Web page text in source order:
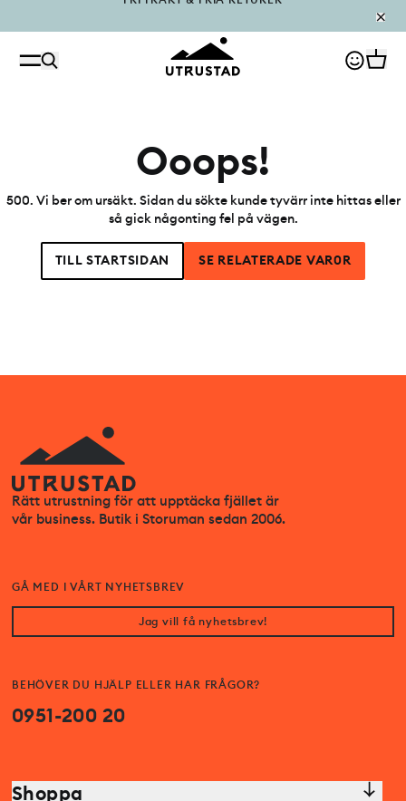
Ooops!
500. Vi ber om ursäkt. Sidan du sökte kunde tyvärr inte hittas eller
så gick någonting fel på vägen.
TILL STARTSIDAN SE RELATERADE VAR0R
Rätt utrustning för att upptäcka fjället är
vår business. Butik i Storuman sedan 2006.
BEHÖVER DU HJÄLP ELLER HAR FRÅGOR?
0951-200 20
GÅ MED I VÅRT NYHETSBREV
Jag vill få nyhetsbrev!
Shoppa